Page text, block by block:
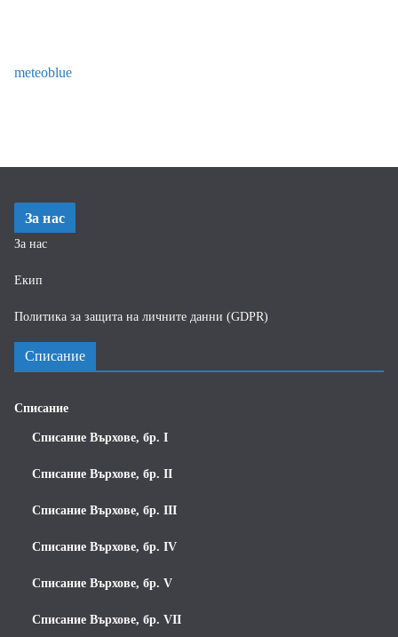
meteoblue
За нас
За нас
Екип
Политика за защита на личните данни (GDPR)
Списание
Списание
Списание Върхове, бр. I
Списание Върхове, бр. II
Списание Върхове, бр. III
Списание Върхове, бр. IV
Списание Върхове, бр. V
Списание Върхове, бр. VII